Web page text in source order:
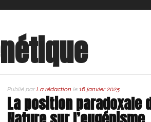
Publié par La rédaction le 16 janvier 2025
La position paradoxale